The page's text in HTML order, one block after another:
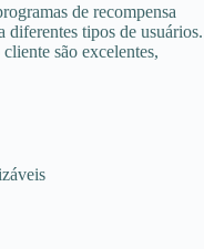
de recompensa
diferentes tipos de usuários.
são excelentes,